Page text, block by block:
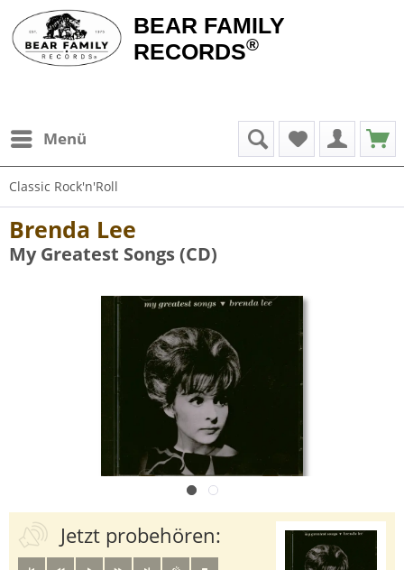
BEAR FAMILY
RECORDS®
Menü
Classic Rock'n'Roll
Brenda Lee
My Greatest Songs (CD)
Jetzt probehören: